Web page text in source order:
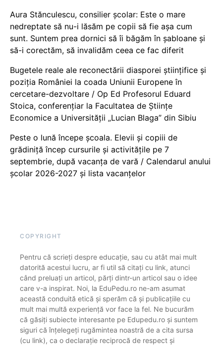
Aura Stănculescu, consilier școlar: Este o mare
nedreptate să nu-i lăsăm pe copii să fie așa cum
sunt. Suntem prea dornici să îi băgăm în șabloane și
să-i corectăm, să invalidăm ceea ce fac diferit
Bugetele reale ale reconectării diasporei științifice și
poziția României la coada Uniunii Europene în
cercetare-dezvoltare / Op Ed Profesorul Eduard
Stoica, conferențiar la Facultatea de Științe
Economice a Universității „Lucian Blaga” din Sibiu
Peste o lună începe școala. Elevii și copiii de
grădiniță încep cursurile și activitățile pe 7
septembrie, după vacanța de vară / Calendarul anului
școlar 2026-2027 și lista vacanțelor
COPYRIGHT
Pentru că scrieți despre educație, sau cu atât mai mult
datorită acestui lucru, ar fi util să citați cu link, atunci
când preluați un articol, părți dintr-un articol sau o idee
care v-a inspirat. Noi, la EduPedu.ro ne-am asumat
această conduită etică și sperăm că și publicațiile cu
mult mai multă experiență vor face la fel. Ne bucurăm
că găsiți subiecte interesante pe Edupedu.ro și suntem
siguri că înțelegeți rugămintea noastră de a cita sursa
(cu link), ca o declarație reciprocă de respect și